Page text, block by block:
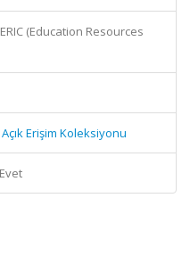
ERIC (Education Resources
Açık Erişim Koleksiyonu
Evet